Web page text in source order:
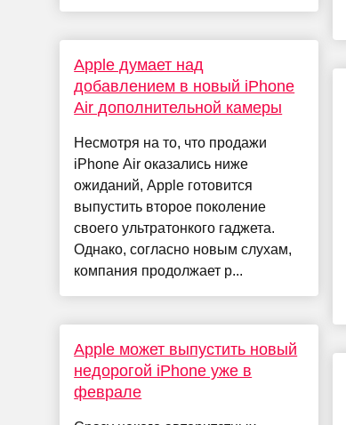
Apple думает над
добавлением в новый iPhone
Air дополнительной камеры
Несмотря на то, что продажи
iPhone Air оказались ниже
ожиданий, Apple готовится
выпустить второе поколение
своего ультратонкого гаджета.
Однако, согласно новым слухам,
компания продолжает р...
Apple может выпустить новый
недорогой iPhone уже в
феврале